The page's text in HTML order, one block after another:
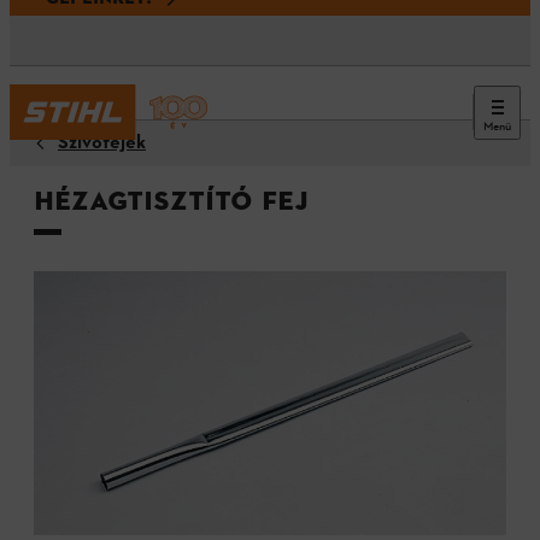
Menü
Szívófejek
Hézagtisztító fej